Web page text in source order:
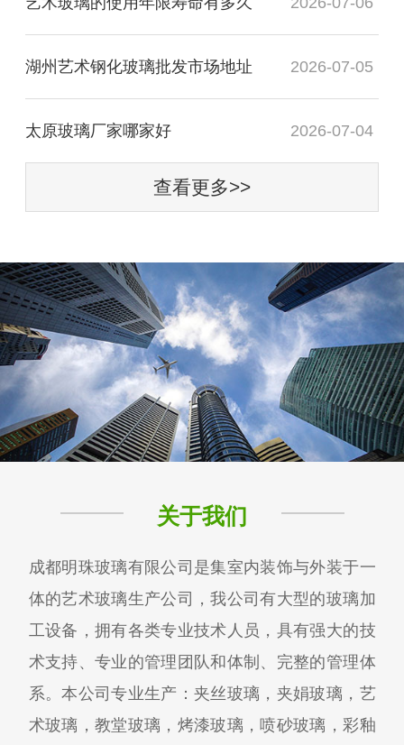
湖州艺术钢化玻璃批发市场地址 2026-07-05
太原玻璃厂家哪家好 2026-07-04
查看更多>>
关于我们
成都明珠玻璃有限公司是集室内装饰与外装于一
体的艺术玻璃生产公司，我公司有大型的玻璃加
工设备，拥有各类专业技术人员，具有强大的技
术支持、专业的管理团队和体制、完整的管理体
系。本公司专业生产：夹丝玻璃，夹娟玻璃，艺
术玻璃，教堂玻璃，烤漆玻璃，喷砂玻璃，彩釉